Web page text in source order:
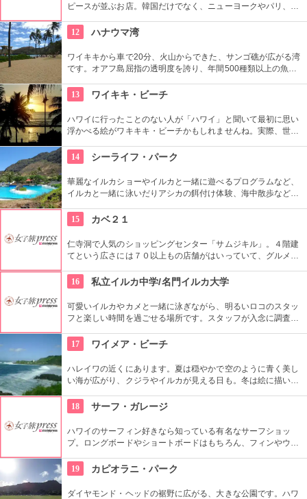
ピースが並ぶお店。韓国だけでなく、ニューヨークやパリ、ロ
用とか。質感や柄だけでなく、素材の全てを韓国内で調達する
という徹底したこだわりと、リーズナブルなお値段で買える事
が人気の理由。
12 ハナウマ湾
ワイキキから車で20分、火山からできた、サンゴ礁が広がる湾
です。オアフ島屈指の透明度を誇り、年間500種類以上の魚が
で年間100万人以上の観光客が訪れます。
13 ワイキキ・ビーチ
ハワイに行ったことのない人が「ハワイ」と聞いて最初に思い
浮かべる絵がワキキキ・ビーチかもしれませんね。実際、世界
ド・ヘッドが広がるビーチを散策し、「ハワイに来た！」を実
感したいものですね。
14 シーライフ・パーク
華麗なイルカショーやイルカと一緒に遊べるプログラムなど、
イルカと一緒に泳いだりアシカの餌付け体験、海中散歩など、
ヌイグルミやTシャツなどオリジナルグッズも人気です。
15 カベ２１
仁寺洞で人気のショッピングセンター「サムジキル」。４階建
てという広さには７０以上もの店舗がはいっていて、グルメや
では螺細製品や乗り下など、韓国の伝統工芸品を取り扱い、お
気に入りの１つが見つかるはず。
16 私立イルカ中学/名門イルカ大学
可愛いイルカやカメと一緒に泳ぎながら、明るいロコのスタッ
フと楽しい時間を過ごせる場所です。スタッフが入念に調査す
やフラなどの“授業”もあります。“卒業”時の達成感は一緒の思い
出になりそうですね。
17 ワイメア・ビーチ
ハレイワの近くにあります。夏は穏やかで空のように青く美し
い海が広がり、クジラやイルカが見える日も。冬は絵に描いた
ァーたちが集まります。夕日が絶景なことでも知られていま
す。
18 サーフ・ガレージ
ハワイのサーフィン好きなら知っている有名なサーフショッ
プ。ロングボードやショートボードはもちろん、フィンやウェ
や保管も行っています。
19 カピオラニ・パーク
ダイヤモンド・ヘッドの裾野に広がる、大きな公園です。ハワ